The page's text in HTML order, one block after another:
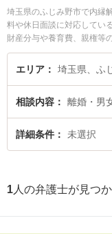
埼玉県のふじみ野市で内縁
料や休日面談に対応してい
財産分与や養育費、親権等
にふじみ野法律事務所の樺
みなどが注目されています
ふじみ野市内の弁護士に相
めです。
エリア 埼玉県、ふ
相談内容 離婚・男
詳細条件 未選択
1 人の弁護士が見つ